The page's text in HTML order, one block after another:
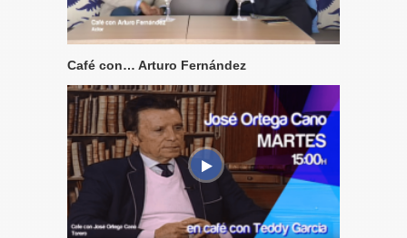
Café con… Arturo Fernández